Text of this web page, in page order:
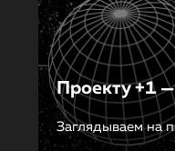
Проекту +1 —
Заглядываем на